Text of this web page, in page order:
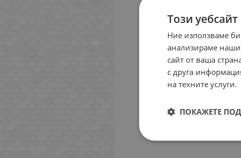
Този
Ние използваме
анализираме
сайт от ваша
с друга
на техните услуги.
ПОКАЖЕТЕ